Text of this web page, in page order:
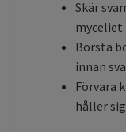
Skär
myceliet
Borsta
innan
Förvara
håller